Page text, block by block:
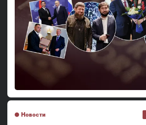
Новости